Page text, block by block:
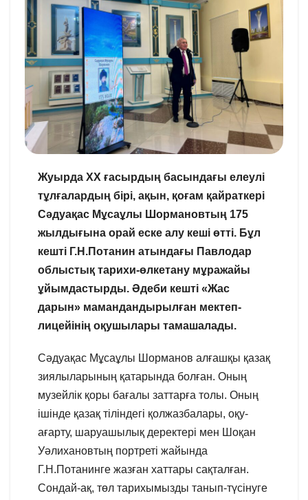
Жуырда ХХ ғасырдың басындағы елеулі
тұлғалардың бірі, ақын, қоғам қайраткері
Сәдуақас Мұсаұлы Шормановтың 175
жылдығына орай еске алу кеші өтті. Бұл
кешті Г.Н.Потанин атындағы Павлодар
облыстық тарихи-өлкетану мұражайы
ұйымдастырды. Әдеби кешті «Жас
дарын» мамандандырылған мектеп-
лицейінің оқушылары тамашалады.
Сәдуақас Мұсаұлы Шорманов алғашқы қазақ
зиялыларының қатарында болған. Оның
музейлік қоры бағалы заттарға толы. Оның
ішінде қазақ тіліндегі қолжазбалары, оқу-
ағарту, шаруашылық деректері мен Шоқан
Уәлихановтың портреті жайында
Г.Н.Потанинге жазған хаттары сақталған.
Сондай-ақ, төл тарихымызды танып-түсінуге